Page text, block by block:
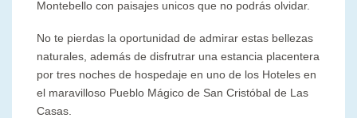
Montebello con paisajes unicos que no podrás olvidar.
No te pierdas la oportunidad de admirar estas bellezas
naturales, además de disfrutrar una estancia placentera
por tres noches de hospedaje en uno de los Hoteles en
el maravilloso Pueblo Mágico de San Cristóbal de Las
Casas.